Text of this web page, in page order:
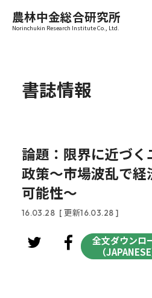
農林中金総合研究所
Norinchukin Research Institute Co., Ltd.
書誌情報
論題：限界に近づく
政策～市場波乱で経
可能性～
16.03.28 [ 更新16.03.28 ]
全文ダウンロ
（JAPANESE